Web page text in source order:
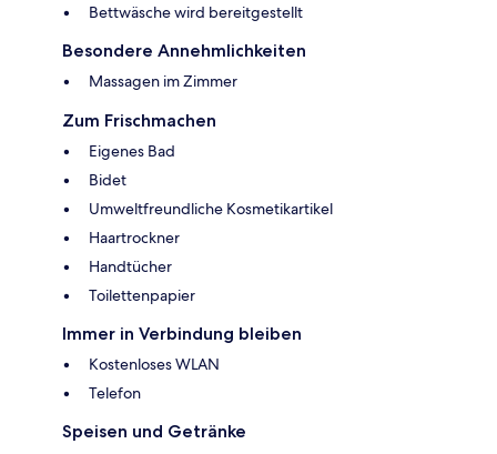
Bettwäsche wird bereitgestellt
Besondere Annehmlichkeiten
Massagen im Zimmer
Zum Frischmachen
Eigenes Bad
Bidet
Umweltfreundliche Kosmetikartikel
Haartrockner
Handtücher
Toilettenpapier
Immer in Verbindung bleiben
Kostenloses WLAN
Telefon
Speisen und Getränke